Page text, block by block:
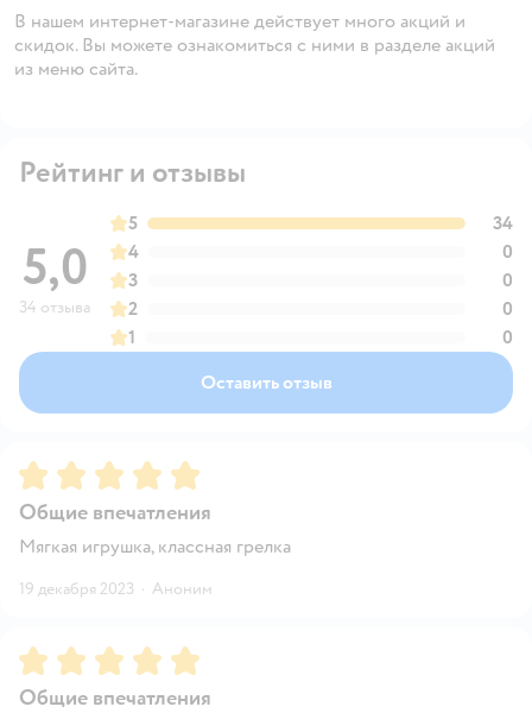
В нашем интернет-магазине действует много акций и
скидок. Вы можете ознакомиться с ними в разделе акций
из меню сайта.
Рейтинг и отзывы
5,0
34 отзыва
5
34
4
0
3
0
2
0
1
0
Оставить отзыв
Рейтинг:5
Общие впечатления
Мягкая игрушка, классная грелка
19 декабря 2023 · Аноним
Рейтинг:5
Общие впечатления